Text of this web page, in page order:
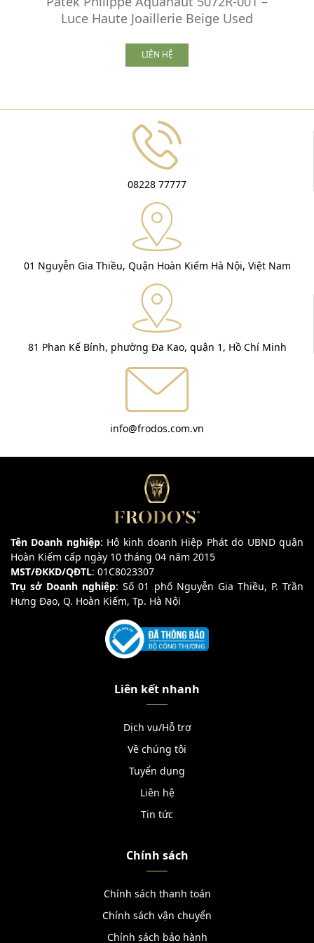
Luce Haute Joaillerie Beige Used
LIÊN HỆ
08228 77777
01 Nguyễn Gia Thiều, Quận Hoàn Kiếm Hà Nội, Việt Nam
81 Phan Kế Bính, phường Đa Kao, quận 1, Hồ Chí Minh
info@frodos.com.vn
Tên Doanh nghiệp: Hộ kinh doanh Hiệp Phát do UBND quận
Hoàn Kiếm cấp ngày 10 tháng 04 năm 2015
MST/ĐKKD/QĐTL: 01C8023307
Trụ sở Doanh nghiệp: Số 01 phố Nguyễn Gia Thiều, P. Trần
Hưng Đạo, Q. Hoàn Kiếm, Tp. Hà Nội
Liên kết nhanh
Dịch vụ/Hỗ trợ
Về chúng tôi
Tuyển dụng
Liên hệ
Tin tức
Chính sách
Chính sách thanh toán
Chính sách vận chuyển
Chính sách bảo hành